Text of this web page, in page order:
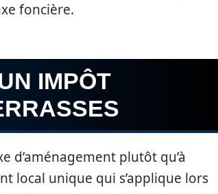
foncière.
IMPÔT
d’aménagement plutôt qu’à
local unique qui s’applique lors